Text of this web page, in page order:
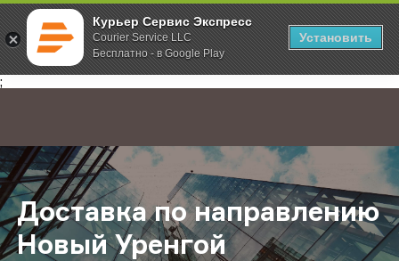
Курьер Сервис Экспресс
Courier Service LLC
Бесплатно - в Google Play
Установить
;
Главная О компании Новости Доставка по направлению Новый
Доставка по направлению
Новый Уренгой